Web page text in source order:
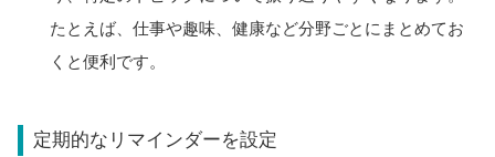
たとえば、仕事や趣味、健康など分野ごとにまとめてお
くと便利です。
定期的なリマインダーを設定